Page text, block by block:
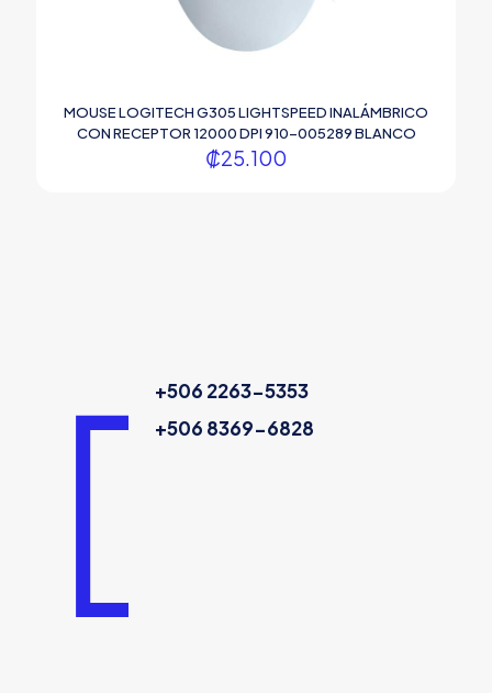
MOUSE LOGITECH G305 LIGHTSPEED INALÁMBRICO
CON RECEPTOR 12000 DPI 910-005289 BLANCO
₡25.100
+506 2263-5353
+506 8369-6828